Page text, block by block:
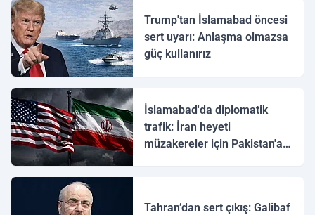
Trump'tan İslamabad öncesi
sert uyarı: Anlaşma olmazsa
güç kullanırız
İslamabad'da diplomatik
trafik: İran heyeti
müzakereler için Pakistan'a
Tahran’dan sert çıkış: Galibaf